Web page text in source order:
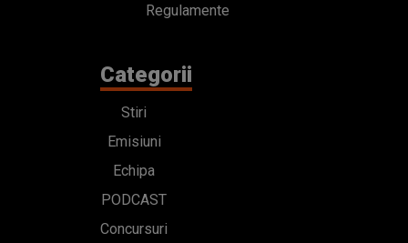
Regulamente
Categorii
Stiri
Emisiuni
Echipa
PODCAST
Concursuri